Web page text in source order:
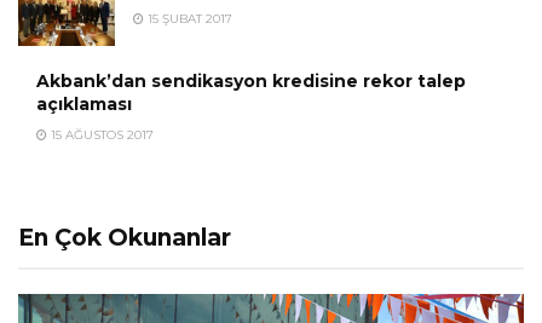
15 ŞUBAT 2017
Akbank’dan sendikasyon kredisine rekor talep
açıklaması
15 AĞUSTOS 2017
En Çok Okunanlar